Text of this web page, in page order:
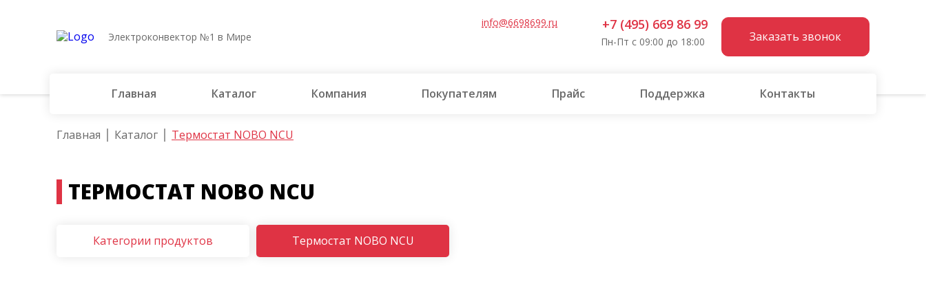
Электроконвектор №1 в Мире
info@6698699.ru +7 (495) 669 86 99
Пн-Пт с 09:00 до 18:00 Заказать звонок
Главная Каталог Компания Покупателям Прайс Поддержка Контакты
Главная Каталог Термостат NOBO NCU
ТЕРМОСТАТ NOBO NCU
Категории продуктов Термостат NOBO NCU